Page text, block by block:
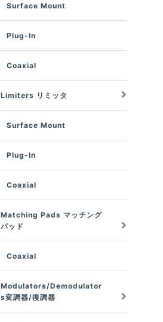
Surface Mount
Plug-In
Coaxial
Limiters リミッタ
Surface Mount
Plug-In
Coaxial
Matching Pads マッチング
パッド
Coaxial
Modulators/Demodulator
s変調器/復調器